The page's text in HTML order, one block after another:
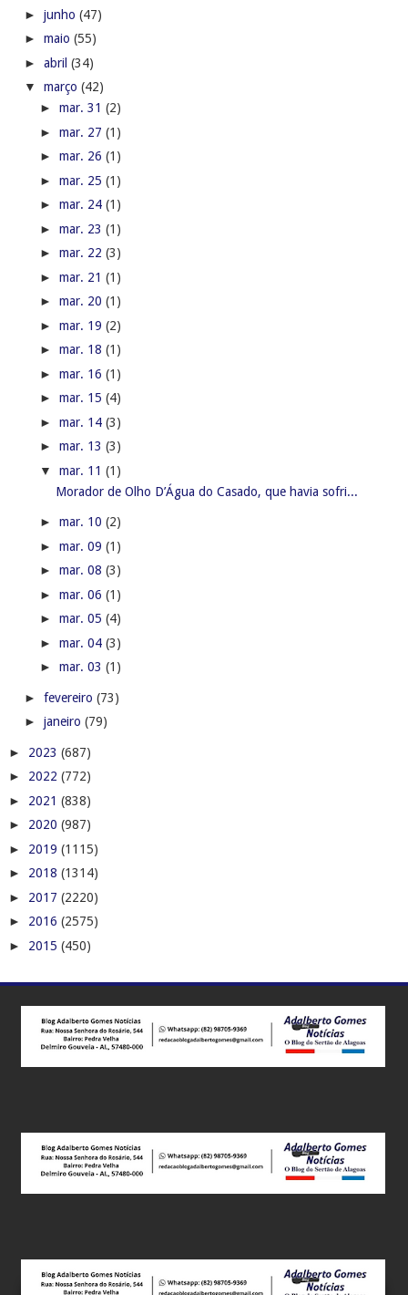
► junho (47)
► maio (55)
► abril (34)
▼ março (42)
► mar. 31 (2)
► mar. 27 (1)
► mar. 26 (1)
► mar. 25 (1)
► mar. 24 (1)
► mar. 23 (1)
► mar. 22 (3)
► mar. 21 (1)
► mar. 20 (1)
► mar. 19 (2)
► mar. 18 (1)
► mar. 16 (1)
► mar. 15 (4)
► mar. 14 (3)
► mar. 13 (3)
▼ mar. 11 (1)
Morador de Olho D’Água do Casado, que havia sofri...
► mar. 10 (2)
► mar. 09 (1)
► mar. 08 (3)
► mar. 06 (1)
► mar. 05 (4)
► mar. 04 (3)
► mar. 03 (1)
► fevereiro (73)
► janeiro (79)
► 2023 (687)
► 2022 (772)
► 2021 (838)
► 2020 (987)
► 2019 (1115)
► 2018 (1314)
► 2017 (2220)
► 2016 (2575)
► 2015 (450)